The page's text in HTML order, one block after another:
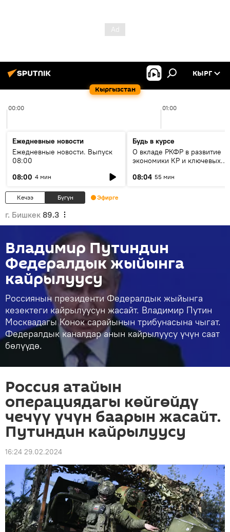
Кыргызстан
КЫРГ
00:00 01:00
Ежедневные новости
Ежедневные новости. Выпуск
08:00
08:00 4 мин
Будь в курсе
О вкладе РКФР в развитие
экономики КР и ключевых
08:04 55 мин
Кечээ Бүгүн Эфирге
г. Бишкек 89.3
Владимир Путиндин
Федералдык жыйынга
кайрылуусу
Россиянын президенти Федералдык жыйынга
кезектеги кайрылуусун жасайт. Владимир Путин
Москвадагы Конок сарайынын трибунасына чыгат.
Федералдык каналдар анын кайрылуусу үчүн саат
бөлүүдө.
Россия атайын
операциядагы көйгөйдү
чечүү үчүн баарын жасайт.
Путиндин кайрылуусу
16:24 29.02.2024